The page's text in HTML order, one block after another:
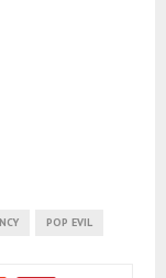
POP EVIL